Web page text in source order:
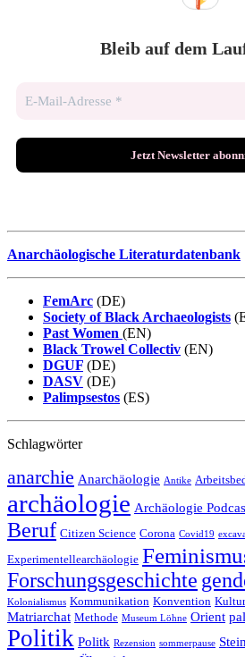
Bleib auf dem
Anarchäologische Literaturdatenbank
FemArc (DE)
Society of Black Archaeologists
Past Women (EN)
Black Trowel Collectiv (EN)
DGUF (DE)
DASV (DE)
Palimpsestos (ES)
Schlagwörter
anarchie Anarchäologie Antike
archäologie Archäologie
Beruf Citizen Science Corona Covid19
Experimentellearchäologie
Forschungsgeschichte
Kolonialismus Kommunikation Konvention
Matriarchat Methode Museum Löhne Orient
Politik Politk Rezension sommerpause